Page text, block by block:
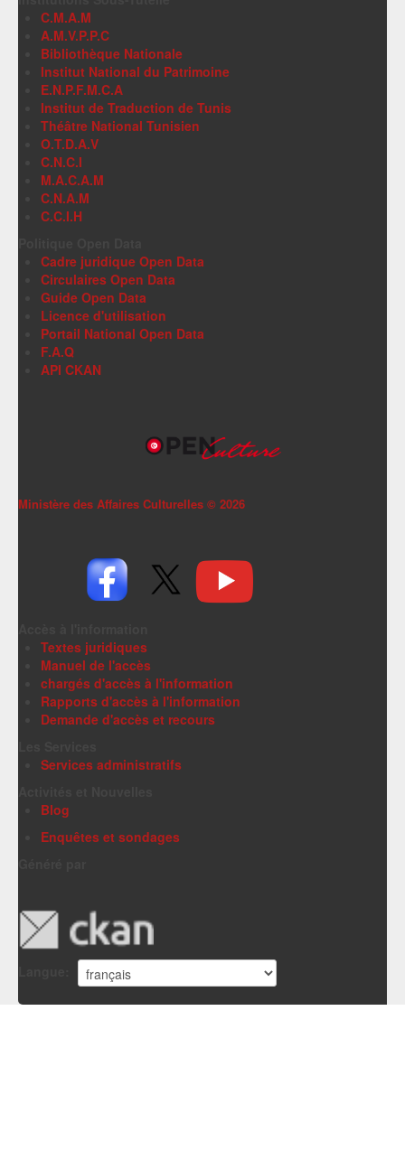
C.M.A.M
A.M.V.P.P.C
Bibliothèque Nationale
Institut National du Patrimoine
E.N.P.F.M.C.A
Institut de Traduction de Tunis
Théâtre National Tunisien
O.T.D.A.V
C.N.C.I
M.A.C.A.M
C.N.A.M
C.C.I.H
Cadre juridique Open Data
Circulaires Open Data
Guide Open Data
Licence d'utilisation
Portail National Open Data
F.A.Q
API CKAN
Ministère des Affaires Culturelles © 2026
Textes juridiques
Manuel de l'accès
chargés d'accès à l'information
Rapports d'accès à l'information
Demande d'accès et recours
Services administratifs
Blog
Enquêtes et sondages